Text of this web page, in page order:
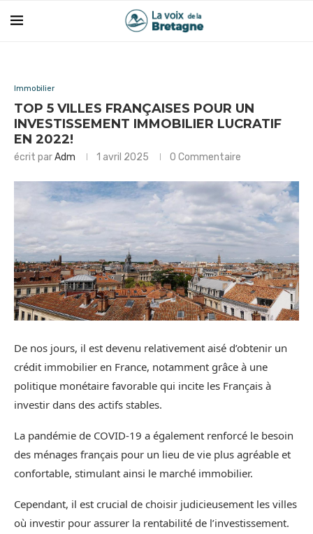
Immobilier
TOP 5 VILLES FRANÇAISES POUR UN
INVESTISSEMENT IMMOBILIER LUCRATIF
EN 2022!
écrit parAdm 1 avril 2025 0 Commentaire
De nos jours, il est devenu relativement aisé d’obtenir un
crédit immobilier en France, notamment grâce à une
politique monétaire favorable qui incite les Français à
investir dans des actifs stables.
La pandémie de COVID-19 a également renforcé le besoin
des ménages français pour un lieu de vie plus agréable et
confortable, stimulant ainsi le marché immobilier.
Cependant, il est crucial de choisir judicieusement les villes
où investir pour assurer la rentabilité de l’investissement.